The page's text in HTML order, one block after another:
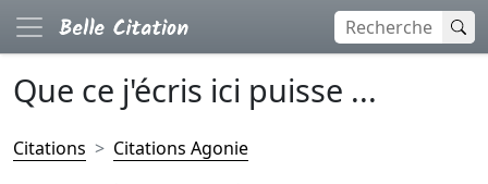
Que ce j'écris ici puisse ...
Citations
Citations Agonie